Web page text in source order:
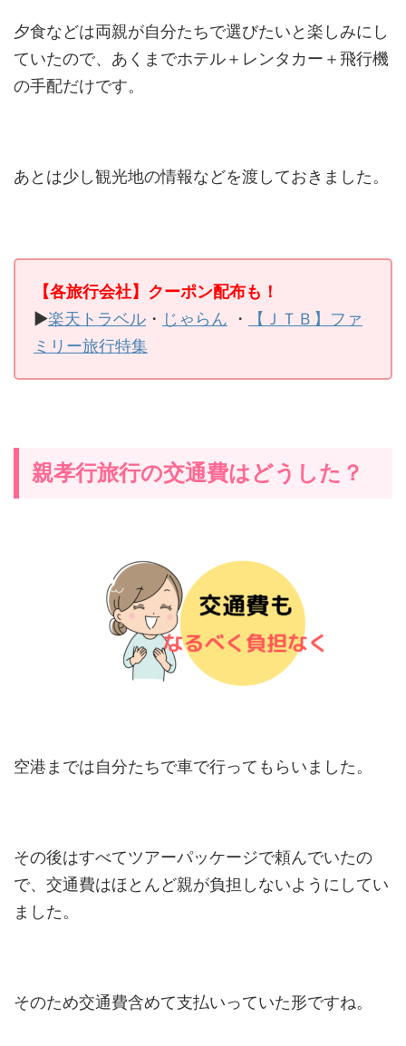
夕食などは両親が自分たちで選びたいと楽しみにし
ていたので、あくまでホテル＋レンタカー＋飛行機
の手配だけです。
あとは少し観光地の情報などを渡しておきました。
【各旅行会社】クーポン配布も！
▶楽天トラベル ・ じゃらん ・
【ＪＴＢ】ファ
ミリー旅行特集
親孝行旅行の交通費はどうした？
空港までは自分たちで車で行ってもらいました。
その後はすべてツアーパッケージで頼んでいたの
で、交通費はほとんど親が負担しないようにしてい
ました。
そのため交通費含めて支払いっていた形ですね。